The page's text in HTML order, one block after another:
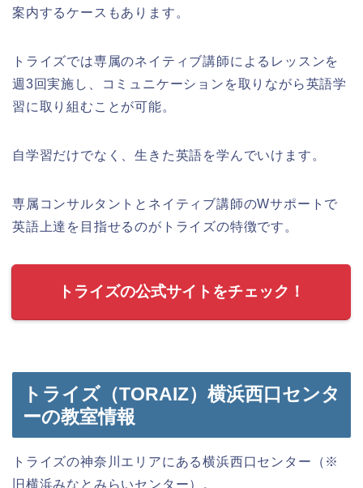
案内するケースもあります。
トライズでは専属のネイティブ講師によるレッスンを
週3回実施し、コミュニケーションを取りながら英語学
習に取り組むことが可能。
自学習だけでなく、生きた英語を学んでいけます。
専属コンサルタントとネイティブ講師のWサポートで
英語上達を目指せるのがトライズの特徴です。
トライズの公式サイトをチェック！
トライズ（TORAIZ）横浜西口センタ
ーの教室情報
トライズの神奈川エリアにある横浜西口センター（※
旧横浜みなとみらいセンター）。